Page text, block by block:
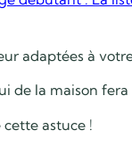
adaptées à
de la maison fera
cette astuce !